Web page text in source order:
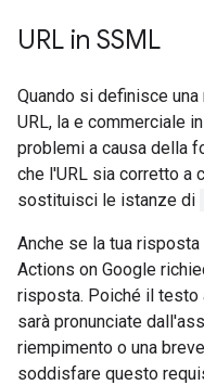
URL in SSML
Quando si definisce
URL, la e commerciale
problemi a causa della
che l'URL sia corretto a
sostituisci le istanze di
Anche se la tua
Actions on Google
risposta. Poiché il testo
sarà pronunciate
riempimento o una
soddisfare questo